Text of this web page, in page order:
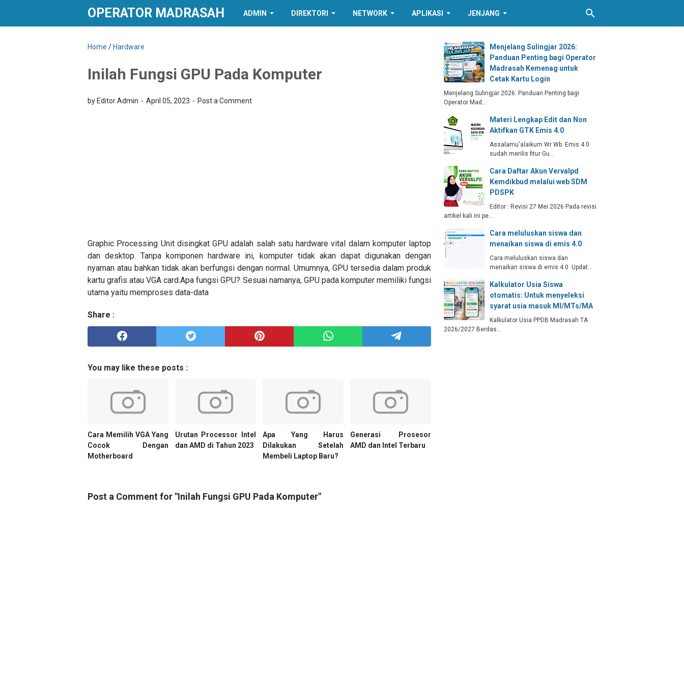
OPERATOR MADRASAH ADMIN DIREKTORI NETWORK APLIKASI JENJANG
Home / Hardware
Inilah Fungsi GPU Pada Komputer
by Editor Admin April 05, 2023 Post a Comment
Graphic Processing Unit disingkat GPU adalah salah satu hardware vital dalam komputer laptop
dan desktop. Tanpa komponen hardware ini, komputer tidak akan dapat digunakan dengan
nyaman atau bahkan tidak akan berfungsi dengan normal. Umumnya, GPU tersedia dalam produk
kartu grafis atau VGA card.Apa fungsi GPU? Sesuai namanya, GPU pada komputer memiliki fungsi
utama yaitu memproses data-data
Share :
You may like these posts :
Cara Memilih VGA Yang
Cocok Dengan
Motherboard
Urutan Processor Intel
dan AMD di Tahun 2023
Apa Yang Harus
Dilakukan Setelah
Membeli Laptop Baru?
Generasi Prosesor
AMD dan Intel Terbaru
Post a Comment for "Inilah Fungsi GPU Pada Komputer"
Menjelang Sulingjar 2026:
Panduan Penting bagi Operator
Madrasah Kemenag untuk
Cetak Kartu Login
Menjelang Sulingjar 2026: Panduan Penting bagi
Operator Mad…
Materi Lengkap Edit dan Non
Aktifkan GTK Emis 4.0
Assalamu'alaikum Wr Wb Emis 4.0
sudah merilis fitur Gu…
Cara Daftar Akun Vervalpd
Kemdikbud melalui web SDM
PDSPK
Editor : Revisi 27 Mei 2026 Pada revisi
artikel kali ini pe…
Cara meluluskan siswa dan
menaikan siswa di emis 4.0
Cara meluluskan siswa dan
menaikan siswa di emis 4.0 Updat…
Kalkulator Usia Siswa
otomatis: Untuk menyeleksi
syarat usia masuk MI/MTs/MA
Kalkulator Usia PPDB Madrasah TA
2026/2027 Berdas…